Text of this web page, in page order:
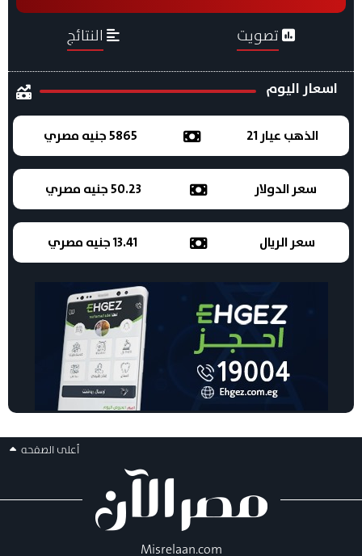
تصويت النتائج
اسعار اليوم
الذهب عيار 21 5865 جنيه مصري
سعر الدولار 50.23 جنيه مصري
سعر الريال 13.41 جنيه مصري
أعلى الصفحه
Misrelaan.com